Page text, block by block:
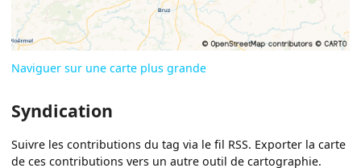
Naviguer sur une carte plus grande
Syndication
Suivre les contributions du tag via le fil RSS. Exporter la carte
de ces contributions vers un autre outil de cartographie.